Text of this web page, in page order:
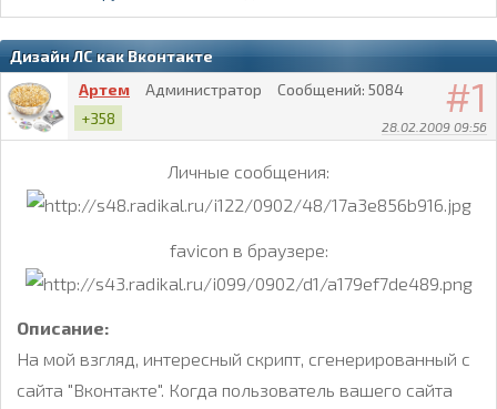
Дизайн ЛС как Вконтакте
1
28.02.2009 09:56
Артем Администратор Сообщений: 5084
+358
Личные сообщения:
favicon в браузере:
Описание:
На мой взгляд, интересный скрипт, сгенерированный с
сайта "Вконтакте". Когда пользователь вашего сайта